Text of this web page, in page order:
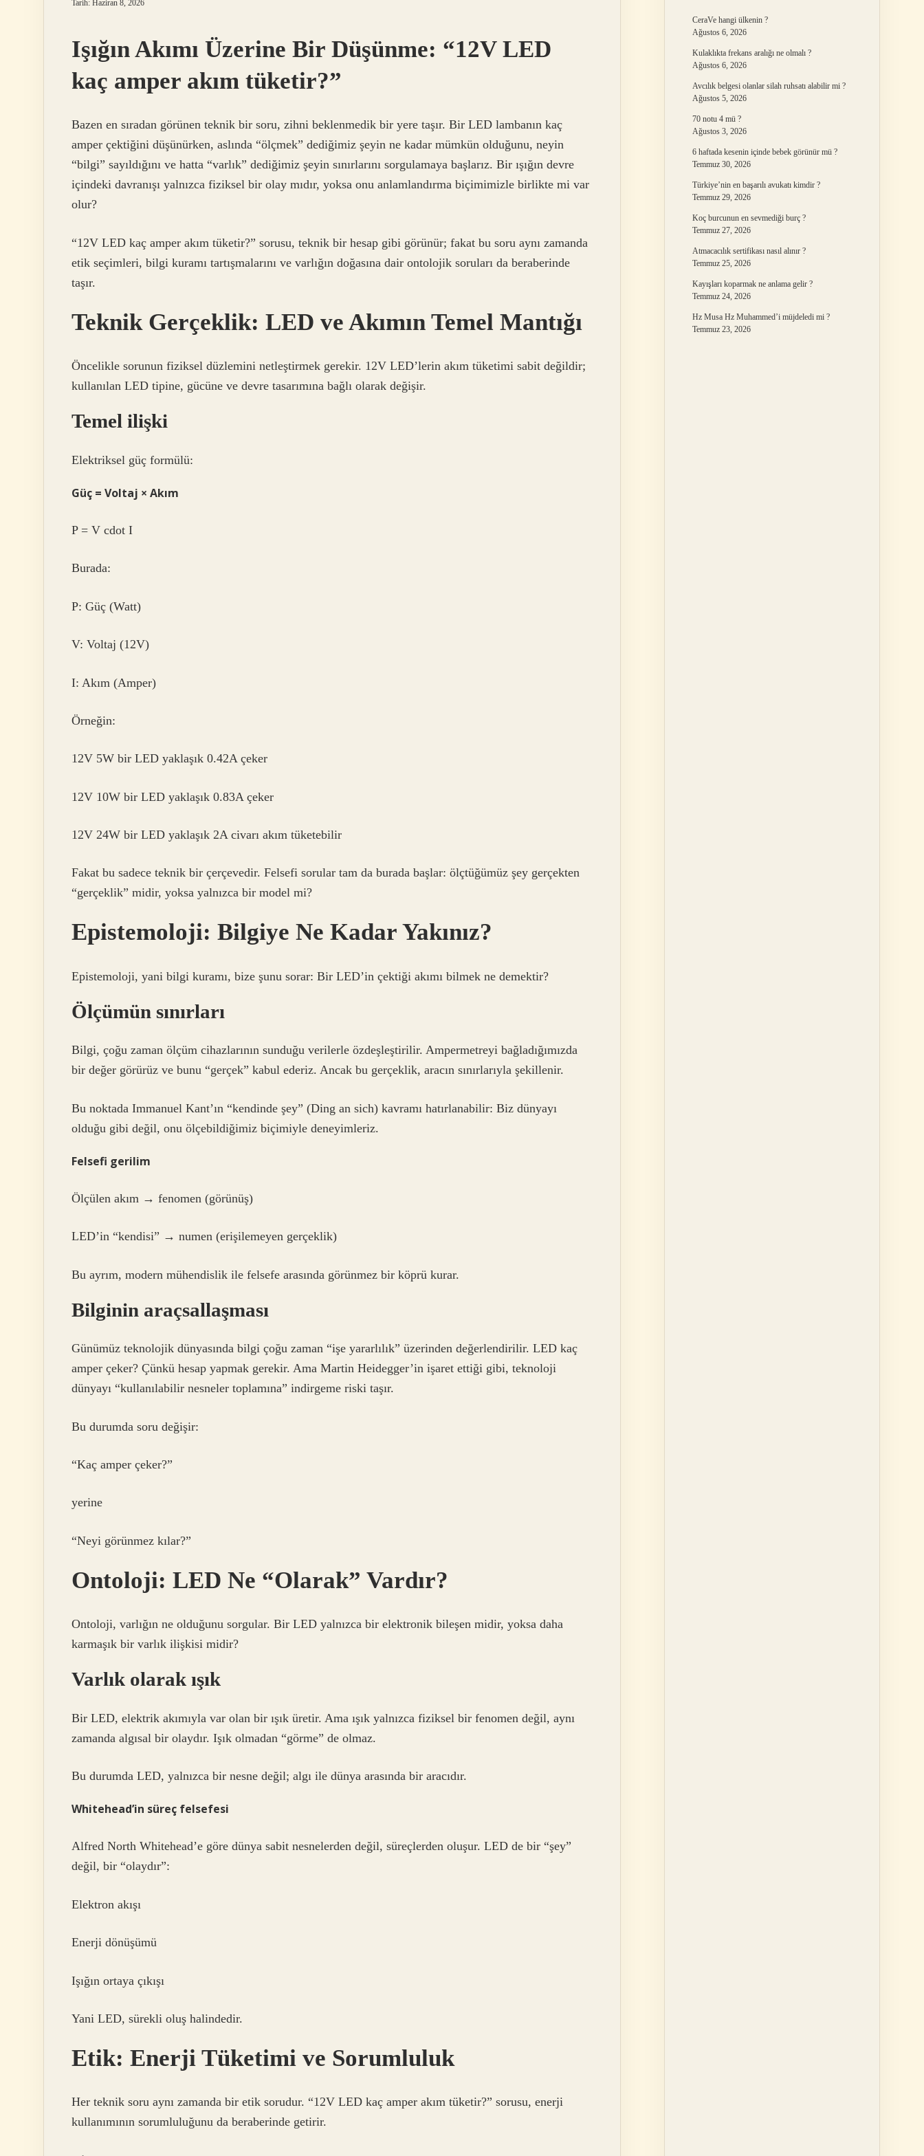
Tarih: Haziran 8, 2026
Işığın Akımı Üzerine Bir Düşünme: “12V LED
kaç amper akım tüketir?”
Bazen en sıradan görünen teknik bir soru, zihni beklenmedik bir yere taşır. Bir LED lambanın kaç
amper çektiğini düşünürken, aslında “ölçmek” dediğimiz şeyin ne kadar mümkün olduğunu, neyin
“bilgi” sayıldığını ve hatta “varlık” dediğimiz şeyin sınırlarını sorgulamaya başlarız. Bir ışığın devre
içindeki davranışı yalnızca fiziksel bir olay mıdır, yoksa onu anlamlandırma biçimimizle birlikte mi var
olur?
“12V LED kaç amper akım tüketir?” sorusu, teknik bir hesap gibi görünür; fakat bu soru aynı zamanda
etik seçimleri, bilgi kuramı tartışmalarını ve varlığın doğasına dair ontolojik soruları da beraberinde
taşır.
Teknik Gerçeklik: LED ve Akımın Temel Mantığı
Öncelikle sorunun fiziksel düzlemini netleştirmek gerekir. 12V LED’lerin akım tüketimi sabit değildir;
kullanılan LED tipine, gücüne ve devre tasarımına bağlı olarak değişir.
Temel ilişki
Elektriksel güç formülü:
Güç = Voltaj × Akım
P = V cdot I
Burada:
P: Güç (Watt)
V: Voltaj (12V)
I: Akım (Amper)
Örneğin:
12V 5W bir LED yaklaşık 0.42A çeker
12V 10W bir LED yaklaşık 0.83A çeker
12V 24W bir LED yaklaşık 2A civarı akım tüketebilir
Fakat bu sadece teknik bir çerçevedir. Felsefi sorular tam da burada başlar: ölçtüğümüz şey gerçekten
“gerçeklik” midir, yoksa yalnızca bir model mi?
Epistemoloji: Bilgiye Ne Kadar Yakınız?
Epistemoloji, yani bilgi kuramı, bize şunu sorar: Bir LED’in çektiği akımı bilmek ne demektir?
Ölçümün sınırları
Bilgi, çoğu zaman ölçüm cihazlarının sunduğu verilerle özdeşleştirilir. Ampermetreyi bağladığımızda
bir değer görürüz ve bunu “gerçek” kabul ederiz. Ancak bu gerçeklik, aracın sınırlarıyla şekillenir.
Bu noktada Immanuel Kant’ın “kendinde şey” (Ding an sich) kavramı hatırlanabilir: Biz dünyayı
olduğu gibi değil, onu ölçebildiğimiz biçimiyle deneyimleriz.
Felsefi gerilim
Ölçülen akım → fenomen (görünüş)
LED’in “kendisi” → numen (erişilemeyen gerçeklik)
Bu ayrım, modern mühendislik ile felsefe arasında görünmez bir köprü kurar.
Bilginin araçsallaşması
Günümüz teknolojik dünyasında bilgi çoğu zaman “işe yararlılık” üzerinden değerlendirilir. LED kaç
amper çeker? Çünkü hesap yapmak gerekir. Ama Martin Heidegger’in işaret ettiği gibi, teknoloji
dünyayı “kullanılabilir nesneler toplamına” indirgeme riski taşır.
Bu durumda soru değişir:
“Kaç amper çeker?”
yerine
“Neyi görünmez kılar?”
Ontoloji: LED Ne “Olarak” Vardır?
Ontoloji, varlığın ne olduğunu sorgular. Bir LED yalnızca bir elektronik bileşen midir, yoksa daha
karmaşık bir varlık ilişkisi midir?
Varlık olarak ışık
Bir LED, elektrik akımıyla var olan bir ışık üretir. Ama ışık yalnızca fiziksel bir fenomen değil, aynı
zamanda algısal bir olaydır. Işık olmadan “görme” de olmaz.
Bu durumda LED, yalnızca bir nesne değil; algı ile dünya arasında bir aracıdır.
Whitehead’in süreç felsefesi
Alfred North Whitehead’e göre dünya sabit nesnelerden değil, süreçlerden oluşur. LED de bir “şey”
değil, bir “olaydır”:
Elektron akışı
Enerji dönüşümü
Işığın ortaya çıkışı
Yani LED, sürekli oluş halindedir.
Etik: Enerji Tüketimi ve Sorumluluk
Her teknik soru aynı zamanda bir etik sorudur. “12V LED kaç amper akım tüketir?” sorusu, enerji
kullanımının sorumluluğunu da beraberinde getirir.
CeraVe hangi ülkenin ?
Ağustos 6, 2026
Kulaklıkta frekans aralığı ne olmalı ?
Ağustos 6, 2026
Avcılık belgesi olanlar silah ruhsatı alabilir mi ?
Ağustos 5, 2026
70 notu 4 mü ?
Ağustos 3, 2026
6 haftada kesenin içinde bebek görünür mü ?
Temmuz 30, 2026
Türkiye’nin en başarılı avukatı kimdir ?
Temmuz 29, 2026
Koç burcunun en sevmediği burç ?
Temmuz 27, 2026
Atmacacılık sertifikası nasıl alınır ?
Temmuz 25, 2026
Kayışları koparmak ne anlama gelir ?
Temmuz 24, 2026
Hz Musa Hz Muhammed’i müjdeledi mi ?
Temmuz 23, 2026